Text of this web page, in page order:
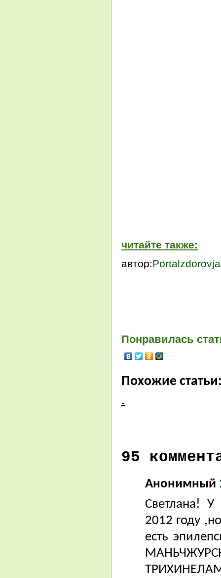
читайте также:
автор:Portalzdorovja
Понравилась
Похожие
.
95
Анонимный
Светлана!
2012 году
есть